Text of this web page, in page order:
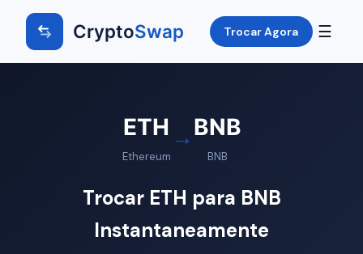
CryptoSwap Trocar Agora ☰
ETH
Ethereum
→BNB
BNB
Trocar ETH para BNB
Instantaneamente